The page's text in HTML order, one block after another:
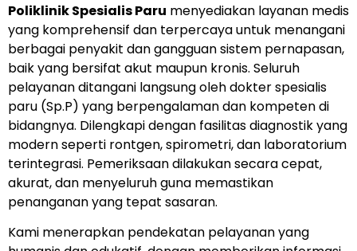
Poliklinik Spesialis Paru menyediakan layanan medis
yang komprehensif dan terpercaya untuk menangani
berbagai penyakit dan gangguan sistem pernapasan,
baik yang bersifat akut maupun kronis. Seluruh
pelayanan ditangani langsung oleh dokter spesialis
paru (Sp.P) yang berpengalaman dan kompeten di
bidangnya. Dilengkapi dengan fasilitas diagnostik yang
modern seperti rontgen, spirometri, dan laboratorium
terintegrasi. Pemeriksaan dilakukan secara cepat,
akurat, dan menyeluruh guna memastikan
penanganan yang tepat sasaran.
Kami menerapkan pendekatan pelayanan yang